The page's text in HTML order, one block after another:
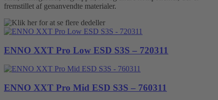
fremstillet af genanvendte materialer.
ENNO XXT Pro Low ESD S3S – 720311
ENNO XXT Pro Mid ESD S3S – 760311